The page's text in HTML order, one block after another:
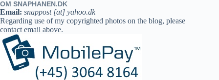
OM SNAPHANEN.DK
Email: snappost [at] yahoo.dk
Regarding use of my copyrighted photos on the blog, please
contact email above.